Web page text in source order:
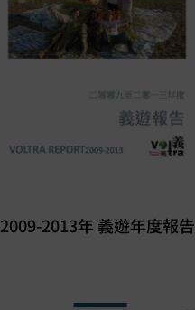
2009-2013年 義遊年度報告